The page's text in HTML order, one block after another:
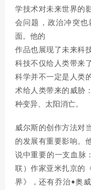
学技术对未来世界的
会问题，政治冲突
面。他的
作品也展现了未来科
科技不仅给人类带来
科学并不一定是人类
术给人类带来的威胁
种变异、太阳消亡。
威尔斯的创作方法对
的发展有重要影响。
说中重要的一支血脉
联）作家亚米扎京的
界》，还有乔治•奥